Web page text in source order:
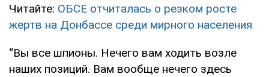
Читайте: ОБСЕ отчиталась о резком росте
жертв на Донбассе среди мирного населения
“Вы все шпионы. Нечего вам ходить возле
наших позиций. Вам вообще нечего здесь